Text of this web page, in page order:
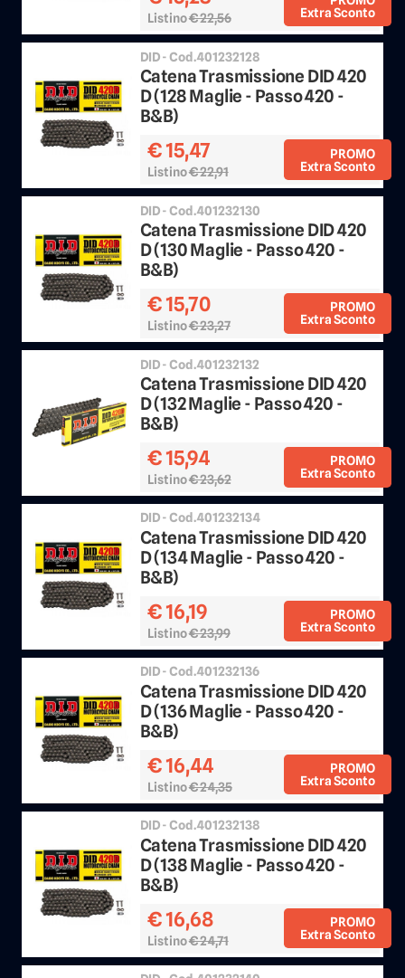
Extra Sconto
Listino€ 22,56 Sconto 25%
DID - Cod.401232128
Catena Trasmissione DID 420
D (128 Maglie - Passo 420 -
B&B)
PROMO
Extra Sconto
€ 15,47
Listino€ 22,91 Sconto 25%
DID - Cod.401232130
Catena Trasmissione DID 420
D (130 Maglie - Passo 420 -
B&B)
PROMO
Extra Sconto
€ 15,70
Listino€ 23,27 Sconto 25%
DID - Cod.401232132
Catena Trasmissione DID 420
D (132 Maglie - Passo 420 -
B&B)
PROMO
Extra Sconto
€ 15,94
Listino€ 23,62 Sconto 25%
DID - Cod.401232134
Catena Trasmissione DID 420
D (134 Maglie - Passo 420 -
B&B)
PROMO
Extra Sconto
€ 16,19
Listino€ 23,99 Sconto 25%
DID - Cod.401232136
Catena Trasmissione DID 420
D (136 Maglie - Passo 420 -
B&B)
PROMO
Extra Sconto
€ 16,44
Listino€ 24,35 Sconto 25%
DID - Cod.401232138
Catena Trasmissione DID 420
D (138 Maglie - Passo 420 -
B&B)
PROMO
Extra Sconto
€ 16,68
Listino€ 24,71 Sconto 25%